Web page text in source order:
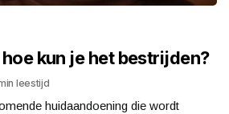
kun je het bestrijden?
leestijd
huidaandoening die wordt